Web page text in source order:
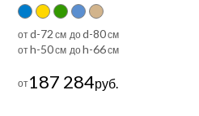
отd-72 см доd-80см
отh-50см доh-66см
от187 284руб.